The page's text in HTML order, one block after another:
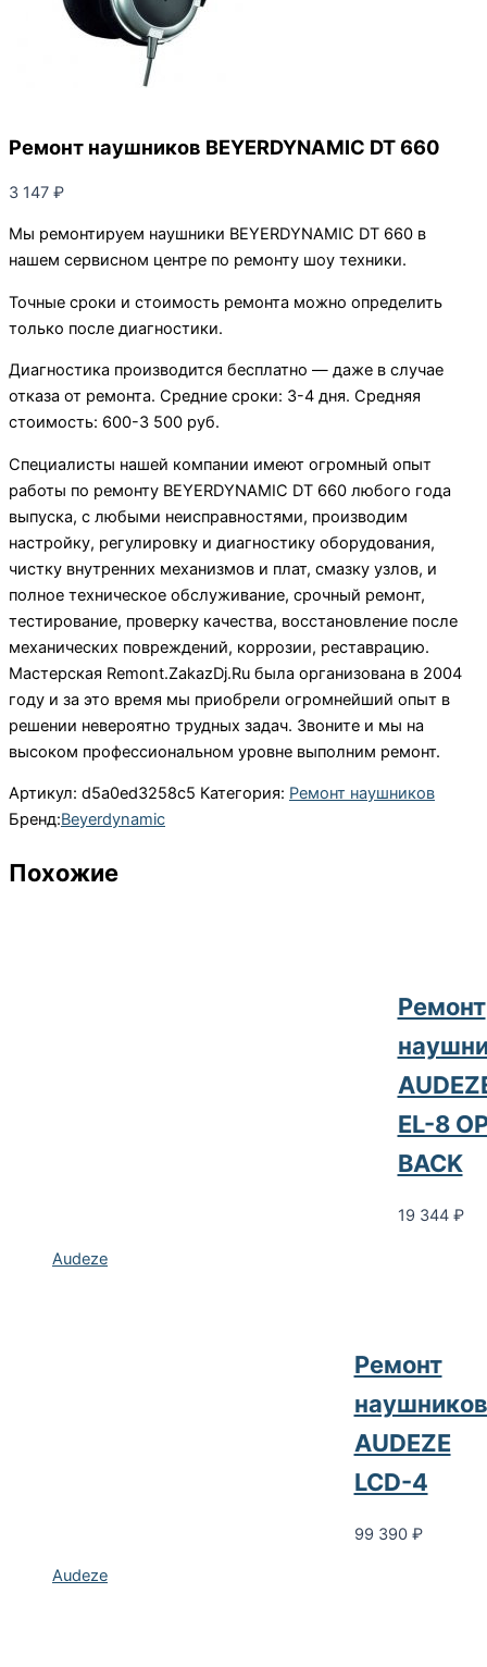
Ремонт наушников BEYERDYNAMIC DT 660
3 147 ₽
Мы ремонтируем наушники BEYERDYNAMIC DT 660 в
нашем сервисном центре по ремонту шоу техники.
Точные сроки и стоимость ремонта можно определить
только после диагностики.
Диагностика производится бесплатно — даже в случае
отказа от ремонта. Средние сроки: 3-4 дня. Средняя
стоимость: 600-3 500 руб.
Специалисты нашей компании имеют огромный опыт
работы по ремонту BEYERDYNAMIC DT 660 любого года
выпуска, с любыми неисправностями, производим
настройку, регулировку и диагностику оборудования,
чистку внутренних механизмов и плат, смазку узлов, и
полное техническое обслуживание, срочный ремонт,
тестирование, проверку качества, восстановление после
механических повреждений, коррозии, реставрацию.
Мастерская Remont.ZakazDj.Ru была организована в 2004
году и за это время мы приобрели огромнейший опыт в
решении невероятно трудных задач. Звоните и мы на
высоком профессиональном уровне выполним ремонт.
Артикул: d5a0ed3258c5 Категория: Ремонт наушников
Бренд:Beyerdynamic
Похожие
Audeze
Ремонт
EL-8
BACK
19 344 ₽
Audeze
Ремонт
наушников
AUDEZE
LCD-4
99 390 ₽